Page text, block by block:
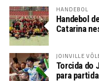
HANDEBOL
Handebol
Catarina
JOINVILLE
Torcida do
para